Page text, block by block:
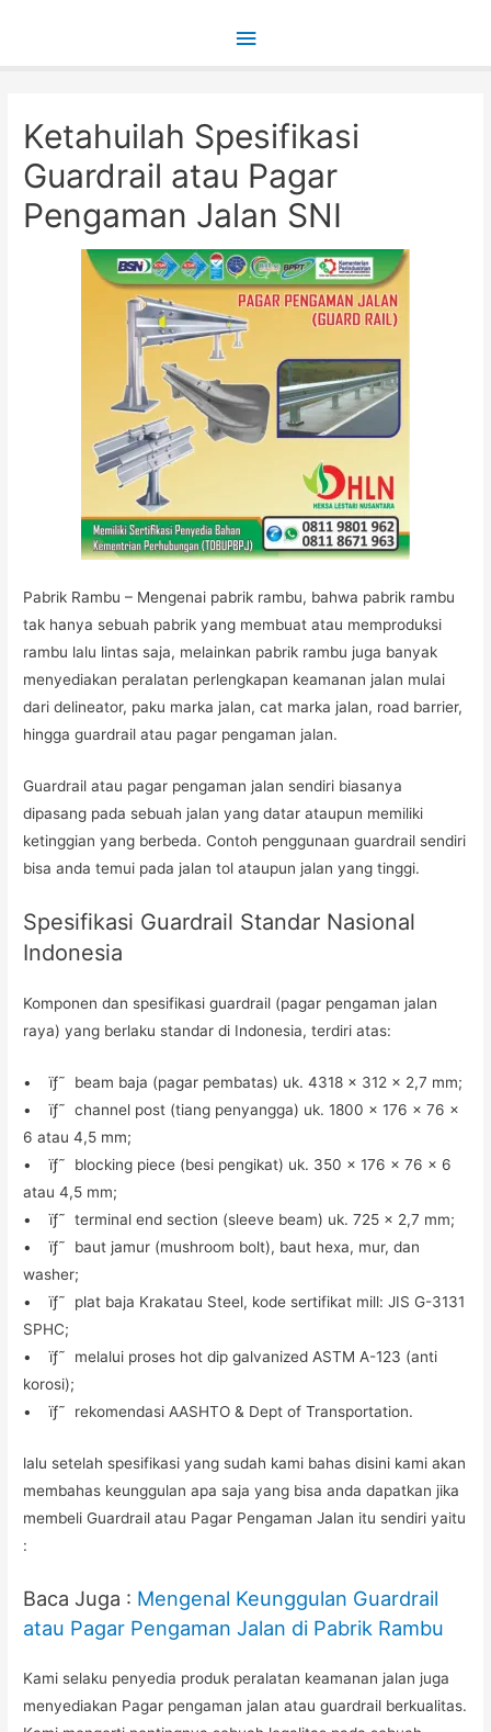
Main
Ketahuilah Spesifikasi
Guardrail atau Pagar
Pengaman Jalan SNI
Pabrik Rambu – Mengenai pabrik rambu, bahwa pabrik rambu
tak hanya sebuah pabrik yang membuat atau memproduksi
rambu lalu lintas saja, melainkan pabrik rambu juga banyak
menyediakan peralatan perlengkapan keamanan jalan mulai
dari delineator, paku marka jalan, cat marka jalan, road barrier,
hingga guardrail atau pagar pengaman jalan.
Guardrail atau pagar pengaman jalan sendiri biasanya
dipasang pada sebuah jalan yang datar ataupun memiliki
ketinggian yang berbeda. Contoh penggunaan guardrail sendiri
bisa anda temui pada jalan tol ataupun jalan yang tinggi.
Spesifikasi Guardrail Standar Nasional
Indonesia
Komponen dan spesifikasi guardrail (pagar pengaman jalan
raya) yang berlaku standar di Indonesia, terdiri atas:
• ïƒ˜ beam baja (pagar pembatas) uk. 4318 x 312 x 2,7 mm;
• ïƒ˜ channel post (tiang penyangga) uk. 1800 x 176 x 76 x
6 atau 4,5 mm;
• ïƒ˜ blocking piece (besi pengikat) uk. 350 x 176 x 76 x 6
atau 4,5 mm;
• ïƒ˜ terminal end section (sleeve beam) uk. 725 x 2,7 mm;
• ïƒ˜ baut jamur (mushroom bolt), baut hexa, mur, dan
washer;
• ïƒ˜ plat baja Krakatau Steel, kode sertifikat mill: JIS G-3131
SPHC;
• ïƒ˜ melalui proses hot dip galvanized ASTM A-123 (anti
korosi);
• ïƒ˜ rekomendasi AASHTO & Dept of Transportation.
lalu setelah spesifikasi yang sudah kami bahas disini kami akan
membahas keunggulan apa saja yang bisa anda dapatkan jika
membeli Guardrail atau Pagar Pengaman Jalan itu sendiri yaitu
:
Baca Juga : Mengenal Keunggulan Guardrail
atau Pagar Pengaman Jalan di Pabrik Rambu
Kami selaku penyedia produk peralatan keamanan jalan juga
menyediakan Pagar pengaman jalan atau guardrail berkualitas.